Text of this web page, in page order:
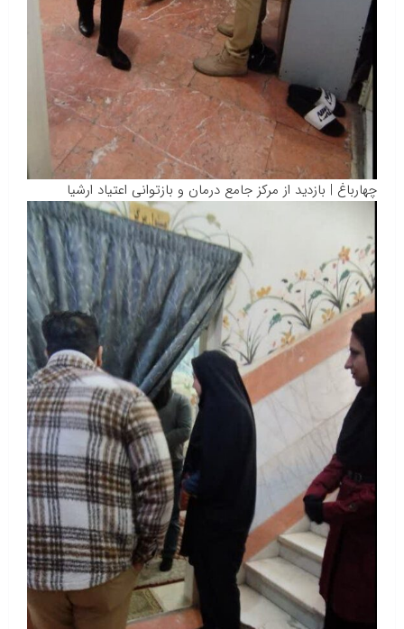
چهارباغ | بازدید از مرکز جامع درمان و بازتوانی اعتیاد ارشیا